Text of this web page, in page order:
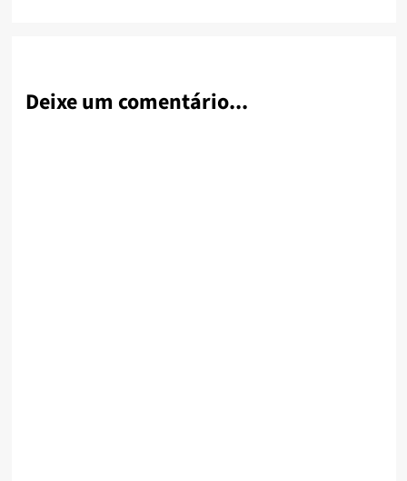
Deixe um comentário...